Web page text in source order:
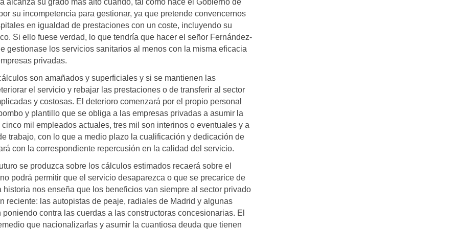
alcanza su grado más alto cuando, tal como hace el Gobierno de
su incompetencia para gestionar, ya que pretende convencernos
en igualdad de prestaciones con un coste, incluyendo su
Si ello fuese verdad, lo que tendría que hacer el señor Fernández-
gestionase los servicios sanitarios al menos con la misma eficacia
privadas.
son amañados y superficiales y si se mantienen las
el servicio y rebajar las prestaciones o de transferir al sector
y costosas. El deterioro comenzará por el propio personal
y plantillo que se obliga a las empresas privadas a asumir la
mil empleados actuales, tres mil son interinos o eventuales y a
trabajo, con lo que a medio plazo la cualificación y dedicación de
con la correspondiente repercusión en la calidad del servicio.
se produzca sobre los cálculos estimados recaerá sobre el
podrá permitir que el servicio desaparezca o que se precarice de
nos enseña que los beneficios van siempre al sector privado
reciente: las autopistas de peaje, radiales de Madrid y algunas
contra las cuerdas a las constructoras concesionarias. El
que nacionalizarlas y asumir la cuantiosa deuda que tienen